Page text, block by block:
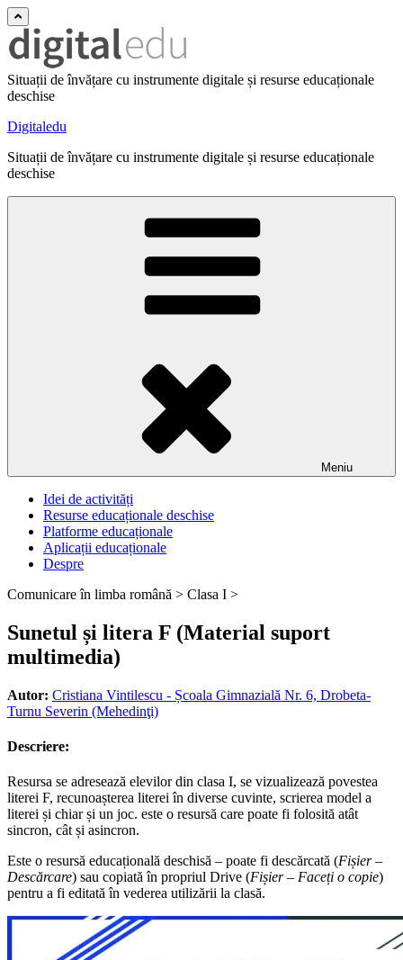
Situații de învățare cu instrumente digitale și resurse educaționale
deschise
Digitaledu
Situații de învățare cu instrumente digitale și resurse educaționale
deschise
Meniu
Idei de activități
Resurse educaționale deschise
Platforme educaționale
Aplicații educaționale
Despre
Comunicare în limba română > Clasa I >
Sunetul și litera F (Material suport
multimedia)
Autor: Cristiana Vintilescu - Școala Gimnazială Nr. 6, Drobeta-
Turnu Severin (Mehedinţi)
Descriere:
Resursa se adresează elevilor din clasa I, se vizualizează povestea
literei F, recunoașterea literei în diverse cuvinte, scrierea model a
literei și chiar și un joc. este o resursă care poate fi folosită atât
sincron, cât și asincron.
Este o resursă educațională deschisă – poate fi descărcată (Fișier –
Descărcare) sau copiată în propriul Drive (Fișier – Faceți o copie)
pentru a fi editată în vederea utilizării la clasă.